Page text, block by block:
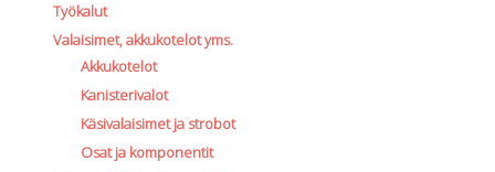
Työkalut
Valaisimet, akkukotelot yms.
Akkukotelot
Kanisterivalot
Käsivalaisimet ja strobot
Osat ja komponentit